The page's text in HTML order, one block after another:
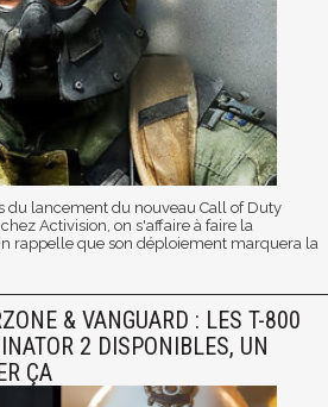
du lancement du nouveau Call of Duty
Activision, on s'affaire à faire la
rappelle que son déploiement marquera la
& VANGUARD : LES T-800
2 DISPONIBLES, UN
ÇA